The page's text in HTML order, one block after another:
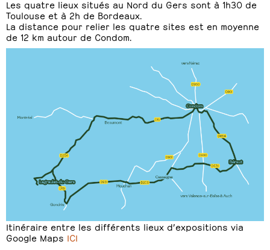
Les quatre lieux situés au Nord du Gers sont à 1h30 de
Toulouse et à 2h de Bordeaux.
La distance pour relier les quatre sites est en moyenne
de 12 km autour de Condom.
Itinéraire entre les différents lieux d’expositions via
Google Maps ICI